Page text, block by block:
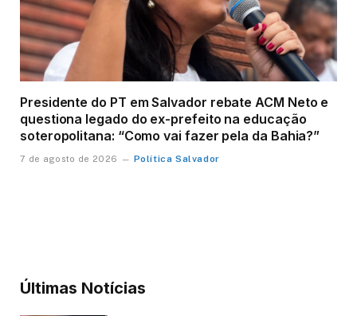
Presidente do PT em Salvador rebate ACM Neto e
questiona legado do ex-prefeito na educação
soteropolitana: “Como vai fazer pela da Bahia?”
7 de agosto de 2026 Política Salvador
Últimas Notícias